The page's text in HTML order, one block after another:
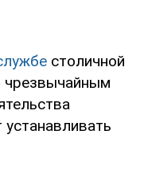
столичной
чрезвычайным
устанавливать